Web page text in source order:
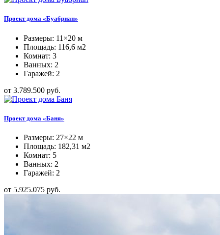
Проект дома «Буабриан»
Размеры: 11×20 м
Площадь: 116,6 м2
Комнат: 3
Ванных: 2
Гаражей: 2
от 3.789.500 руб.
Проект дома «Баня»
Размеры: 27×22 м
Площадь: 182,31 м2
Комнат: 5
Ванных: 2
Гаражей: 2
от 5.925.075 руб.